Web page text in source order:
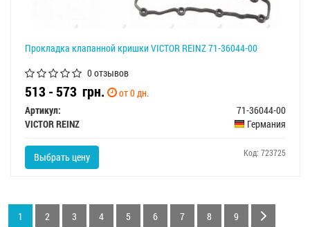
Прокладка клапанной кришки VICTOR REINZ 71-36044-00
0 отзывов
513 - 573 грн.
от 0 дн.
Артикул:
71-36044-00
VICTOR REINZ
Германия
Выбрать цену Код: 723725
1 2 3 4 5 6 7 8 9